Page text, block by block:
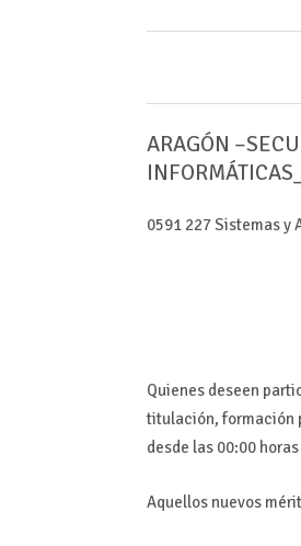
ARAGÓN –
0591 227 Sistemas y
Quienes deseen
titulación, formación
desde las 00:00
Aquellos nuevos